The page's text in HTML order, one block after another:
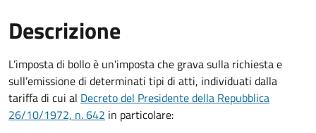
Descrizione
L’imposta di bollo è un’imposta che grava sulla richiesta e
sull’emissione di determinati tipi di atti, individuati dalla
tariffa di cui al Decreto del Presidente della Repubblica
26/10/1972, n. 642 in particolare: